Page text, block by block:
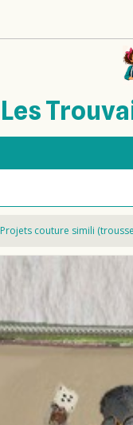
Les
Projets couture simili